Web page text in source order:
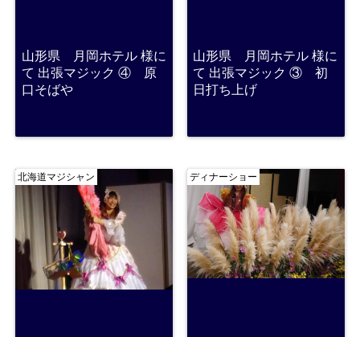
山形県 月岡ホテル 様に
て 出張マジック ④ 原
口そばや
山形県 月岡ホテル 様に
て 出張マジック ③ 初
日打ち上げ
北海道マジシャン ディナーショー